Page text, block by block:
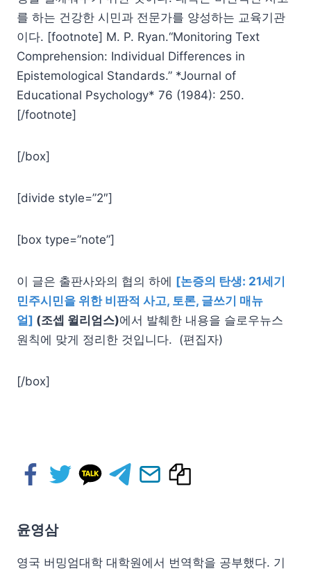
를 하는 건강한 시민과 전문가를 양성하는 교육기관
이다. [footnote] M. P. Ryan.“Monitoring Text
Comprehension: Individual Differences in
Epistemological Standards.” *Journal of
Educational Psychology* 76 (1984): 250.
[/footnote]
[/box]
[divide style=”2″]
[box type=”note”]
이 글은 출판사와의 협의 하에 [논증의 탄생: 21세기
민주시민을 위한 비판적 사고, 토론, 글쓰기 매뉴
얼] (조셉 윌리엄스)에서 발췌한 내용을 슬로우뉴스
원칙에 맞게 정리한 것입니다. (편집자)
[/box]
윤영삼
영국 버밍엄대학 대학원에서 번역학을 공부했다. 기